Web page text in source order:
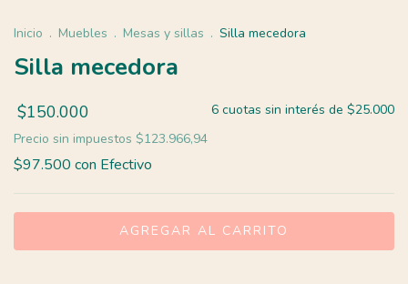
Inicio . Muebles . Mesas y sillas . Silla mecedora
Silla mecedora
$150.000 6 cuotas sin interés de $25.000
Precio sin impuestos $123.966,94
$97.500 con Efectivo